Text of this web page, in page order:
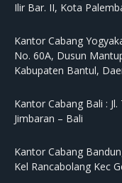
Ilir Bar. II, Kota
Kantor Cabang
No. 60A, Dusun
Kabupaten Bantul,
Kantor Cabang Bali :
Jimbaran – Bali
Kantor Cabang
Kel Rancabolang Kec